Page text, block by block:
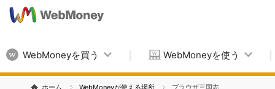
WebMoneyを買う WebMoneyを使う
ホーム WebMoneyが使える場所 ブラウザ三国志